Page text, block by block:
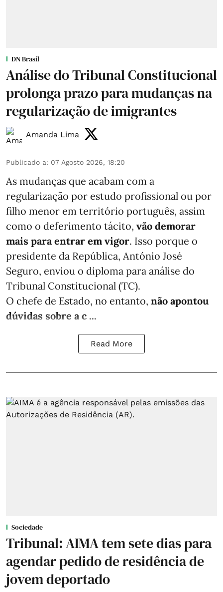
DN Brasil
Análise do Tribunal Constitucional
prolonga prazo para mudanças na
regularização de imigrantes
Amanda Lima
Publicado a: 07 Agosto 2026, 18:20
As mudanças que acabam com a
regularização por estudo profissional ou por
filho menor em território português, assim
como o deferimento tácito, vão demorar
mais para entrar em vigor. Isso porque o
presidente da República, António José
Seguro, enviou o diploma para análise do
Tribunal Constitucional (TC).
O chefe de Estado, no entanto, não apontou
dúvidas sobre a c ...
Read More
Sociedade
Tribunal: AIMA tem sete dias para
agendar pedido de residência de
jovem deportado